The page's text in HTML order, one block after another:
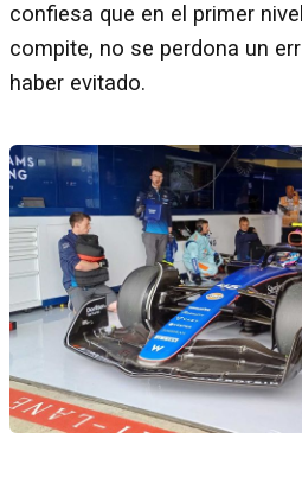
confiesa que en el primer
compite, no se perdona un
haber evitado.